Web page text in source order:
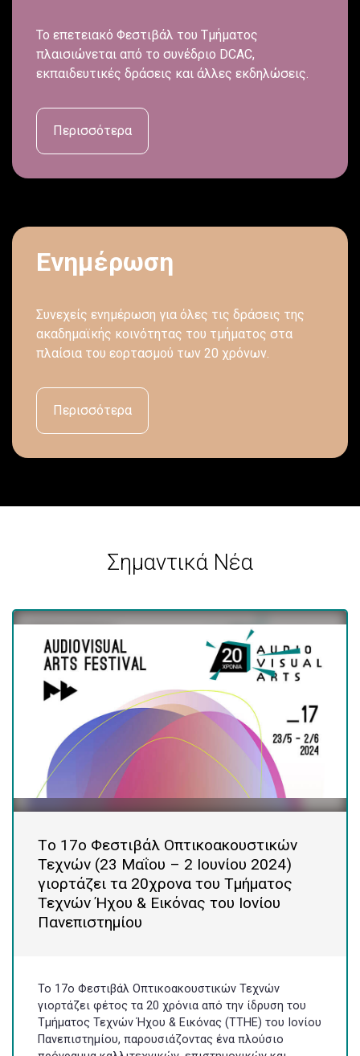
Το επετειακό Φεστιβάλ του Τμήματος
πλαισιώνεται από το συνέδριο DCAC,
εκπαιδευτικές δράσεις και άλλες εκδηλώσεις.
Περισσότερα
Ενημέρωση
Συνεχείς ενημέρωση για όλες τις δράσεις της
ακαδημαϊκής κοινότητας του τμήματος στα
πλαίσια του εορτασμού των 20 χρόνων.
Περισσότερα
Σημαντικά Νέα
Tο 17ο Φεστιβάλ Οπτικοακουστικών
Τεχνών (23 Μαΐου – 2 Ιουνίου 2024)
γιορτάζει τα 20χρονα του Τμήματος
Τεχνών Ήχου & Εικόνας του Ιονίου
Πανεπιστημίου
Το 17ο Φεστιβάλ Οπτικοακουστικών Τεχνών
γιορτάζει φέτος τα 20 χρόνια από την ίδρυση του
Τμήματος Τεχνών Ήχου & Εικόνας (ΤΤΗΕ) του Ιονίου
Πανεπιστημίου, παρουσιάζοντας ένα πλούσιο